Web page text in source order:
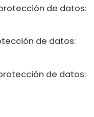
de datos:
de datos:
de datos: